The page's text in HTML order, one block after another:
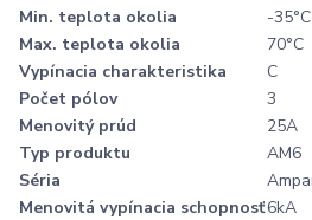
Min. teplota okolia
-35°C
Max. teplota okolia
70°C
Vypínacia charakteristika
C
Počet pólov
3
Menovitý prúd
25A
Typ produktu
AM6
Séria
Menovitá vypínacia schopnosť6kA